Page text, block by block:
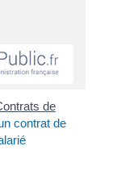
de
contrat de